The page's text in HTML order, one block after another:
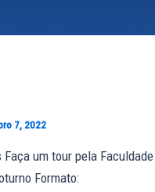
7, 2022
um tour pela Faculdade
Formato: